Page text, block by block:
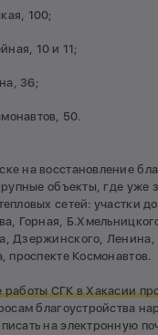
100;
10 и 11;
36;
50.
на восстановление
объекты, где уже
сетей: участки
Горная,
Дзержинского, Ленина,
проспекте Космонавтов.
работы СГК в Хакасии
благоустройства
на электронную